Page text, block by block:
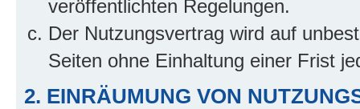
veröffentlichten Regelungen.
Der Nutzungsvertrag wird auf
Seiten ohne Einhaltung einer Frist
2. EINRÄUMUNG VON